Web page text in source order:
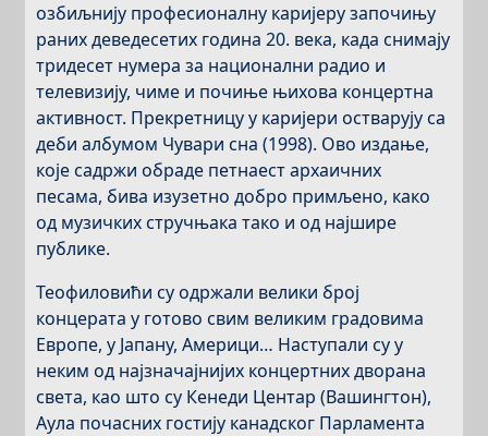
озбиљнију професионалну каријеру започињу
раних деведесетих година 20. века, када снимају
тридесет нумера за национални радио и
телевизију, чиме и почиње њихова концертна
активност. Прекретницу у каријери остварују са
деби албумом Чувари сна (1998). Ово издање,
које садржи обраде петнаест архаичних
песама, бива изузетно добро примљено, како
од музичких стручњака тако и од најшире
публике.
Теофиловићи су одржали велики број
концерата у готово свим великим градовима
Европе, у Јапану, Америци… Наступали су у
неким од најзначајнијих концертних дворана
света, као што су Кенеди Центар (Вашингтон),
Аула почасних гостију канадског Парламента